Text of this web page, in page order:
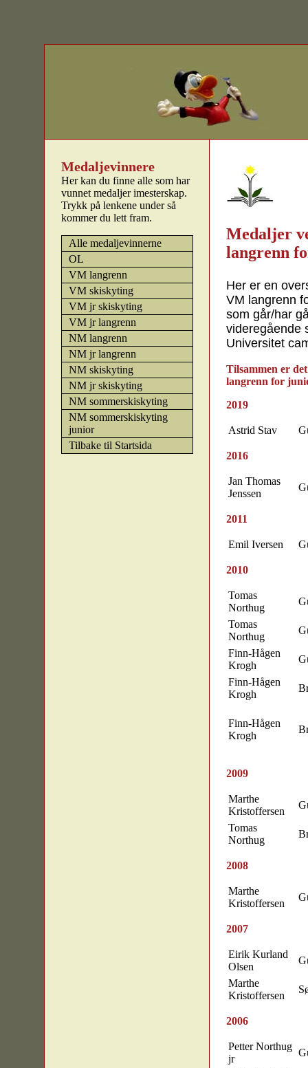
Medaljevinnere
Her kan du finne alle som har
vunnet medaljer imesterskap.
Trykk på lenkene under så
kommer du lett fram.
Alle medaljevinnerne
OL
VM langrenn
VM skiskyting
VM jr skiskyting
VM jr langrenn
NM langrenn
NM jr langrenn
NM skiskyting
NM jr skiskyting
NM sommerskiskyting
NM sommerskiskyting
junior
Tilbake til Startsida
Medaljer
langrenn
Her er en
VM langrenn
som går/har
videregående
Universitet
Tilsammen er
langrenn for
2019
Astrid Stav
2016
Jan Thomas
Jenssen
2011
Emil Iversen
2010
Tomas
Northug
Tomas
Northug
Finn-Hågen
Krogh
Finn-Hågen
Krogh
Finn-Hågen
Krogh
2009
Marthe
Kristoffersen
Tomas
Northug
2008
Marthe
Kristoffersen
2007
Eirik Kurland
Olsen
Marthe
Kristoffersen
2006
Petter Northug
jr